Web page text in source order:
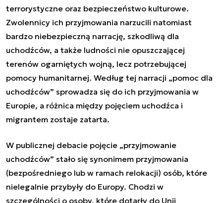
terrorystyczne oraz bezpieczeństwo kulturowe.
Zwolennicy ich przyjmowania narzucili natomiast
bardzo niebezpieczną narrację, szkodliwą dla
uchodźców, a także ludności nie opuszczającej
terenów ogarniętych wojną, lecz potrzebującej
pomocy humanitarnej. Według tej narracji „pomoc dla
uchodźców” sprowadza się do ich przyjmowania w
Europie, a różnica między pojęciem uchodźca i
migrantem zostaje zatarta.
W publicznej debacie pojęcie „przyjmowanie
uchodźców” stało się synonimem przyjmowania
(bezpośredniego lub w ramach relokacji) osób, które
nielegalnie przybyły do Europy. Chodzi w
szczególności o osoby, które dotarły do Unii